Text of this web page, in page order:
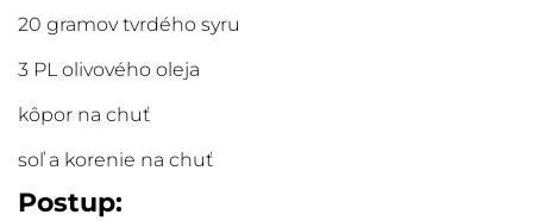
20 gramov tvrdého syru
3 PL olivového oleja
kôpor na chuť
soľ a korenie na chuť
Postup: